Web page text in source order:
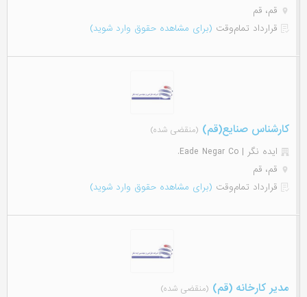
قم، قم
قرارداد تمام‌وقت (برای مشاهده حقوق وارد شوید)
کارشناس صنایع(قم) (منقضی شده)
ایده نگر | Eade Negar Co.
قم، قم
قرارداد تمام‌وقت (برای مشاهده حقوق وارد شوید)
مدیر کارخانه (قم) (منقضی شده)